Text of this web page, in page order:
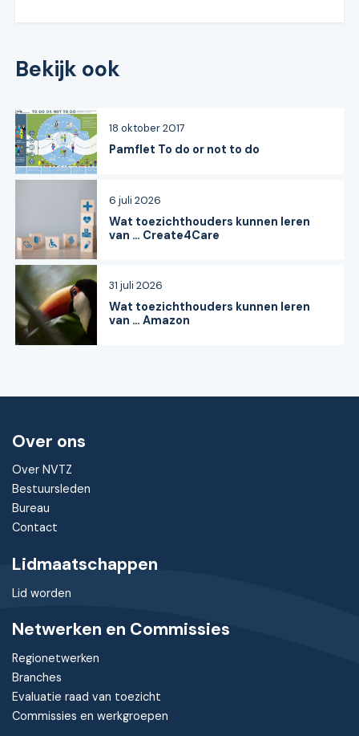
Bekijk ook
Pamflet To do or not to do
18 oktober 2017
Wat toezichthouders kunnen leren
van … Create4Care
6 juli 2026
Wat toezichthouders kunnen leren
van … Amazon
31 juli 2026
Over ons
Over NVTZ
Bestuursleden
Bureau
Contact
Lidmaatschappen
Lid worden
Netwerken en Commissies
Regionetwerken
Branches
Evaluatie raad van toezicht
Commissies en werkgroepen